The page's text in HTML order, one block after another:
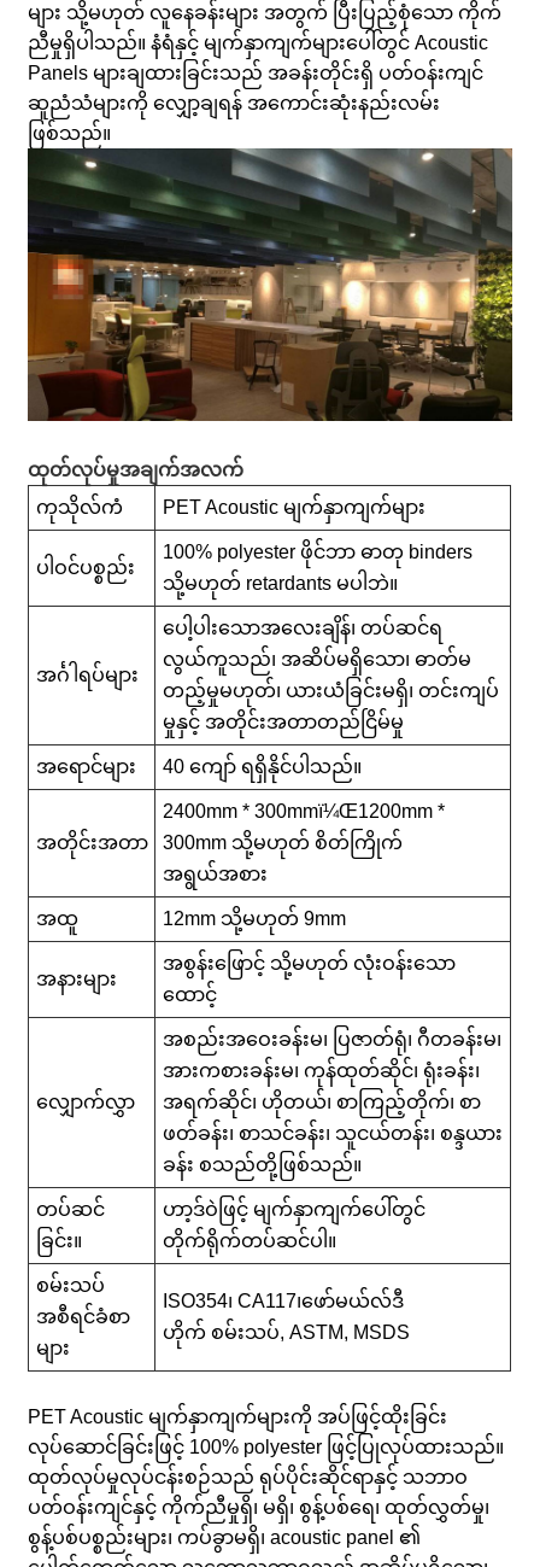
များ သို့မဟုတ် လူနေခန်းများ အတွက် ပြီးပြည့်စုံသော ကိုက်
ညီမှုရှိပါသည်။ နံရံနှင့် မျက်နှာကျက်များပေါ်တွင် Acoustic
Panels များချထားခြင်းသည် အခန်းတိုင်းရှိ ပတ်ဝန်းကျင်
ဆူညံသံများကို လျှော့ချရန် အကောင်းဆုံးနည်းလမ်း
ဖြစ်သည်။
ထုတ်လုပ်မှုအချက်အလက်
ကုသိုလ်ကံ
PET Acoustic မျက်နှာကျက်များ
ပါဝင်ပစ္စည်း
100% polyester ဖိုင်ဘာ ဓာတု binders
သို့မဟုတ် retardants မပါဘဲ။
အင်္ဂါရပ်များ
ပေါ့ပါးသောအလေးချိန်၊ တပ်ဆင်ရ
လွယ်ကူသည်၊ အဆိပ်မရှိသော၊ ဓာတ်မ
တည့်မှုမဟုတ်၊ ယားယံခြင်းမရှိ၊ တင်းကျပ်
မှုနှင့် အတိုင်းအတာတည်ငြိမ်မှု
အရောင်များ 40 ကျော် ရရှိနိုင်ပါသည်။
အတိုင်းအတာ
2400mm * 300mmï¼Œ1200mm *
300mm သို့မဟုတ် စိတ်ကြိုက်
အရွယ်အစား
အထူ 12mm သို့မဟုတ် 9mm
အနားများ
အစွန်းဖြောင့် သို့မဟုတ် လုံးဝန်းသော
ထောင့်
လျှောက်လွှာ
အစည်းအဝေးခန်းမ၊ ပြဇာတ်ရုံ၊ ဂီတခန်းမ၊
အားကစားခန်းမ၊ ကုန်ထုတ်ဆိုင်၊ ရုံးခန်း၊
အရက်ဆိုင်၊ ဟိုတယ်၊ စာကြည့်တိုက်၊ စာ
ဖတ်ခန်း၊ စာသင်ခန်း၊ သူငယ်တန်း၊ စန္ဒယား
ခန်း စသည်တို့ဖြစ်သည်။
တပ်ဆင်
ခြင်း။
ဟာ့ဒ်ဝဲဖြင့် မျက်နှာကျက်ပေါ်တွင်
တိုက်ရိုက်တပ်ဆင်ပါ။
စမ်းသပ်
အစီရင်ခံစာ
များ
ISO354၊ CA117၊ဖော်မယ်လ်ဒီ
ဟိုက် စမ်းသပ်, ASTM, MSDS
PET Acoustic မျက်နှာကျက်များကို အပ်ဖြင့်ထိုးခြင်း
လုပ်ဆောင်ခြင်းဖြင့် 100% polyester ဖြင့်ပြုလုပ်ထားသည်။
ထုတ်လုပ်မှုလုပ်ငန်းစဉ်သည် ရုပ်ပိုင်းဆိုင်ရာနှင့် သဘာဝ
ပတ်ဝန်းကျင်နှင့် ကိုက်ညီမှုရှိ၊ မရှိ၊ စွန့်ပစ်ရေ၊ ထုတ်လွှတ်မှု၊
စွန့်ပစ်ပစ္စည်းများ၊ ကပ်ခွာမရှိ၊ acoustic panel ၏